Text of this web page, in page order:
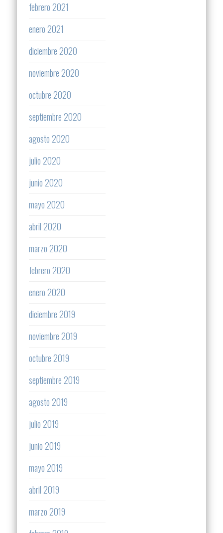
febrero 2021
enero 2021
diciembre 2020
noviembre 2020
octubre 2020
septiembre 2020
agosto 2020
julio 2020
junio 2020
mayo 2020
abril 2020
marzo 2020
febrero 2020
enero 2020
diciembre 2019
noviembre 2019
octubre 2019
septiembre 2019
agosto 2019
julio 2019
junio 2019
mayo 2019
abril 2019
marzo 2019